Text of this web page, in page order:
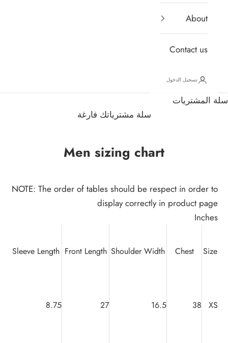
About
Contact us
تسجيل الدخول
سلة المشتريات
سلة مشترياتك فارغة
Men sizing chart
NOTE: The order of tables should be respect in order to
display correctly in product page
Inches
Size
Chest
Shoulder Width
Front Length
Sleeve Length
XS
38
16.5
27
8.75